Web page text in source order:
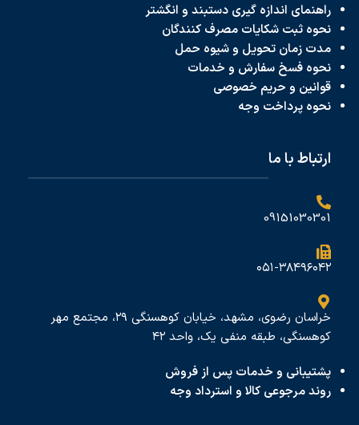
راهنمای اندازه گیری دستبند و انگشتر
نحوه ثبت شکایات مصرف کنندگان
مدت زمان تحویل و شیوه حمل
نحوه فسخ سفارش و خدمات
قوانین و حریم خصوصی
نحوه پرداخت وجه
ارتباط با ما
09151030301
۰۵۱-۳۸۴۹۶۰۴۲
خراسان رضوی، مشهد، خیابان کوهسنگی ۲۹، مجتمع مهر
کوهسنگی، طبقه منفی یک، واحد ۴۲
پشتیبانی و خدمات پس از فروش
روند مرجوعی کالا و استرداد وجه